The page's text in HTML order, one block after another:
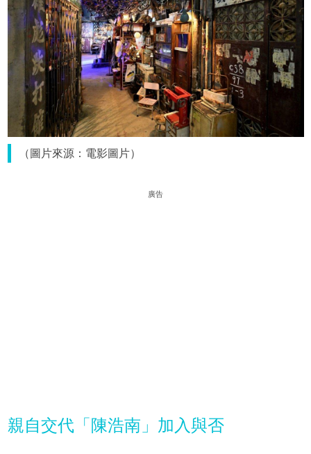
（圖片來源：電影圖片）
廣告
親自交代「陳浩南」加入與否